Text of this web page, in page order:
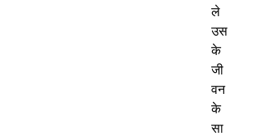
ले
उस
के
जी
वन
के
सा